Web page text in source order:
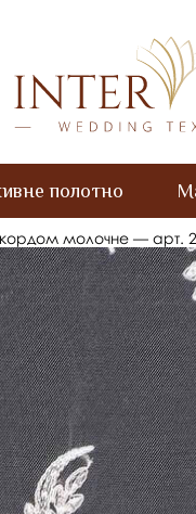
полотно
молочне — арт.